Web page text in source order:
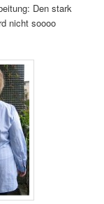
Den stark
nicht soooo